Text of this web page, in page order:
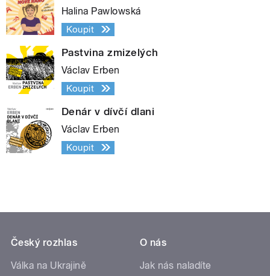
Halina Pawlowská
Koupit
Pastvina zmizelých
Václav Erben
Koupit
Denár v dívčí dlani
Václav Erben
Koupit
Český rozhlas
Válka na Ukrajině
O nás
Jak nás naladíte